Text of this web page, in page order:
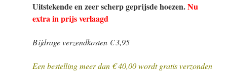
Uitstekende en zeer scherp geprijsde hoezen.Nu
extra in prijs verlaagd
Bijdrage verzendkosten € 3,95
Een bestelling meer dan € 40,00 wordt gratis verzonden